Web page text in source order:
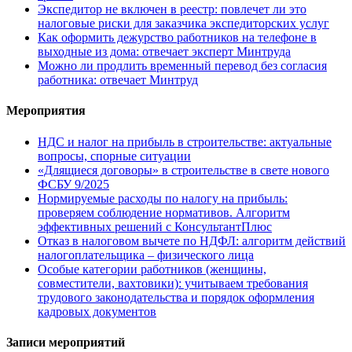
Экспедитор не включен в реестр: повлечет ли это
налоговые риски для заказчика экспедиторских услуг
Как оформить дежурство работников на телефоне в
выходные из дома: отвечает эксперт Минтруда
Можно ли продлить временный перевод без согласия
работника: отвечает Минтруд
Мероприятия
НДС и налог на прибыль в строительстве: актуальные
вопросы, спорные ситуации
«Длящиеся договоры» в строительстве в свете нового
ФСБУ 9/2025
Нормируемые расходы по налогу на прибыль:
проверяем соблюдение нормативов. Алгоритм
эффективных решений с КонсультантПлюс
Отказ в налоговом вычете по НДФЛ: алгоритм действий
налогоплательщика – физического лица
Особые категории работников (женщины,
совместители, вахтовики): учитываем требования
трудового законодательства и порядок оформления
кадровых документов
Записи мероприятий